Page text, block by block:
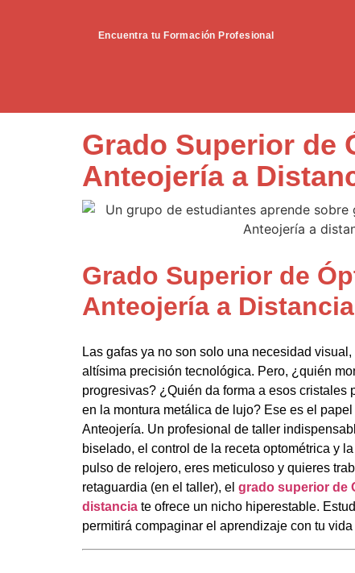
Encuentra tu Formación Profesional
Grado Superior de
Anteojería a
Grado Superior de
Anteojería a Distancia
Las gafas ya no son solo una necesidad
altísima precisión tecnológica. Pero, ¿quién
progresivas? ¿Quién da forma a esos cristales
en la montura metálica de lujo? Ese es el
Anteojería. Un profesional de taller
biselado, el control de la receta optométrica y
pulso de relojero, eres meticuloso y quieres
retaguardia (en el taller), el grado superior de
distancia te ofrece un nicho hiperestable.
permitirá compaginar el aprendizaje con tu vida